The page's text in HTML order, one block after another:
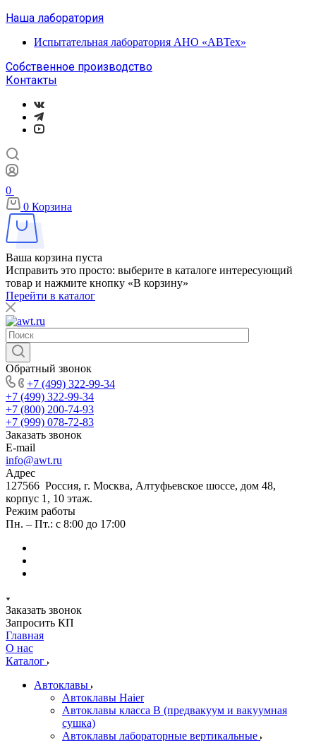
Наша лаборатория
Испытательная лаборатория АНО «АВТех»
Собственное производство
Контакты
0
0 Корзина
Ваша корзина пуста
Исправить это просто: выберите в каталоге интересующий
товар и нажмите кнопку «В корзину»
Перейти в каталог
Обратный звонок
+7 (499) 322-99-34
+7 (499) 322-99-34
+7 (800) 200-74-93
+7 (999) 078-72-83
Заказать звонок
E-mail
info@awt.ru
Адрес
127566 Россия, г. Москва, Алтуфьевское шоссе, дом 48,
корпус 1, 10 этаж.
Режим работы
Пн. – Пт.: с 8:00 до 17:00
Заказать звонок
Запросить КП
Главная
О нас
Каталог
Автоклавы
Автоклавы Haier
Автоклавы класса B (предвакуум и вакуумная
сушка)
Автоклавы лабораторные вертикальные